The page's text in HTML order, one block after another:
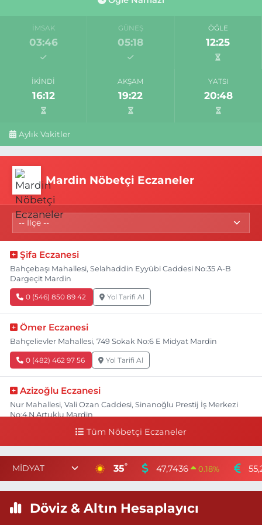
İMSAK
03:46
GÜNEŞ
05:18
ÖĞLE
12:25
İKINDI
16:12
AKŞAM
19:22
YATSI
20:48
Aylık Vakitler
Mardin Nöbetçi Eczaneler
Şifa Eczanesi
Bahçebaşı Mahallesi, Selahaddin Eyyübi Caddesi No:35 A-B
Dargeçit Mardin
0 (546) 850 89 42 Yol Tarifi Al
Ömer Eczanesi
Bahçelievler Mahallesi, 749 Sokak No:6 E Midyat Mardin
0 (482) 462 97 56 Yol Tarifi Al
Azizoğlu Eczanesi
Nur Mahallesi, Vali Ozan Caddesi, Sinanoğlu Prestij İş Merkezi
No:4 N Artuklu Mardin
0 (482) 502 22 22 Yol Tarifi Al
Halk Eczanesi
0 (545) 581 15 85 Yol Tarifi Al
Tüm Nöbetçi Eczaneler
35° 47,7436 0.18%
Döviz & Altın Hesaplayıcı